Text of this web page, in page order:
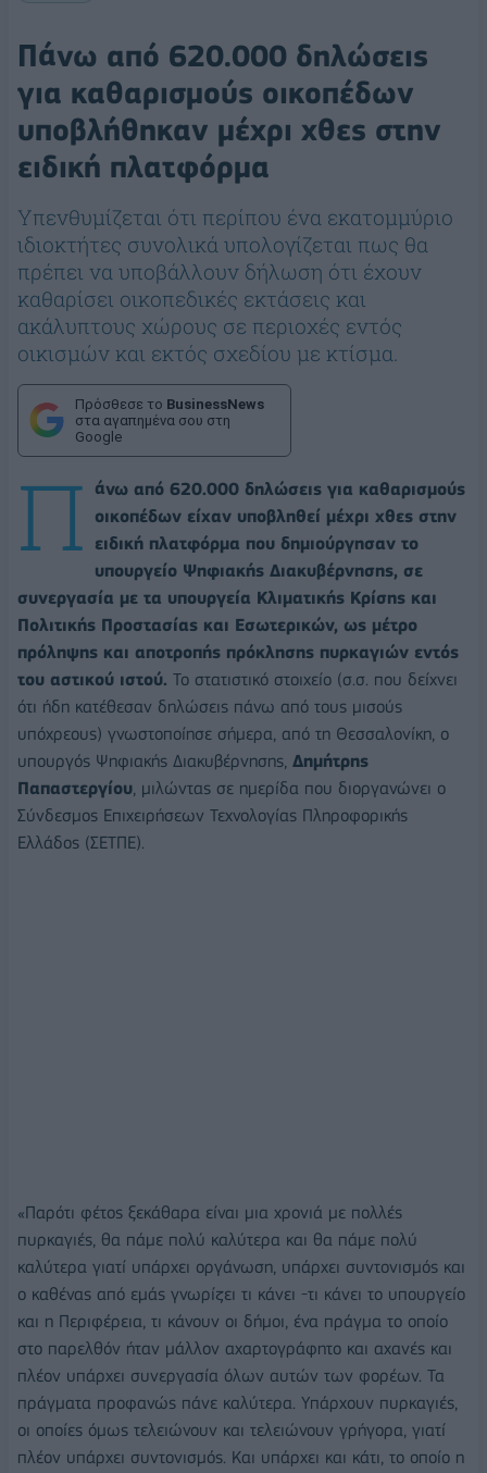
Πάνω από 620.000 δηλώσεις
για καθαρισμούς οικοπέδων
υποβλήθηκαν μέχρι χθες στην
ειδική πλατφόρμα
Υπενθυμίζεται ότι περίπου ένα εκατομμύριο
ιδιοκτήτες συνολικά υπολογίζεται πως θα
πρέπει να υποβάλλουν δήλωση ότι έχουν
καθαρίσει οικοπεδικές εκτάσεις και
ακάλυπτους χώρους σε περιοχές εντός
οικισμών και εκτός σχεδίου με κτίσμα.
Πρόσθεσε το BusinessNews
στα αγαπημένα σου στη
Google
Π
άνω από 620.000 δηλώσεις για καθαρισμούς
οικοπέδων είχαν υποβληθεί μέχρι χθες στην
ειδική πλατφόρμα που δημιούργησαν το
υπουργείο Ψηφιακής Διακυβέρνησης, σε
συνεργασία με τα υπουργεία Κλιματικής Κρίσης και
Πολιτικής Προστασίας και Εσωτερικών, ως μέτρο
πρόληψης και αποτροπής πρόκλησης πυρκαγιών εντός
του αστικού ιστού. Το στατιστικό στοιχείο (σ.σ. που δείχνει
ότι ήδη κατέθεσαν δηλώσεις πάνω από τους μισούς
υπόχρεους) γνωστοποίησε σήμερα, από τη Θεσσαλονίκη, ο
υπουργός Ψηφιακής Διακυβέρνησης, Δημήτρης
Παπαστεργίου , μιλώντας σε ημερίδα που διοργανώνει ο
Σύνδεσμος Επιχειρήσεων Τεχνολογίας Πληροφορικής
Ελλάδος (ΣΕΤΠΕ).
«Παρότι φέτος ξεκάθαρα είναι μια χρονιά με πολλές
πυρκαγιές, θα πάμε πολύ καλύτερα και θα πάμε πολύ
καλύτερα γιατί υπάρχει οργάνωση, υπάρχει συντονισμός και
ο καθένας από εμάς γνωρίζει τι κάνει -τι κάνει το υπουργείο
και η Περιφέρεια, τι κάνουν οι δήμοι, ένα πράγμα το οποίο
στο παρελθόν ήταν μάλλον αχαρτογράφητο και αχανές και
πλέον υπάρχει συνεργασία όλων αυτών των φορέων. Τα
πράγματα προφανώς πάνε καλύτερα. Υπάρχουν πυρκαγιές,
οι οποίες όμως τελειώνουν και τελειώνουν γρήγορα, γιατί
πλέον υπάρχει συντονισμός. Και υπάρχει και κάτι, το οποίο η